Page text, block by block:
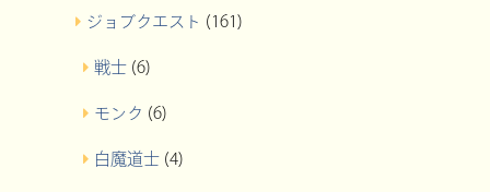
ジョブクエスト (161)
戦士 (6)
モンク (6)
白魔道士 (4)